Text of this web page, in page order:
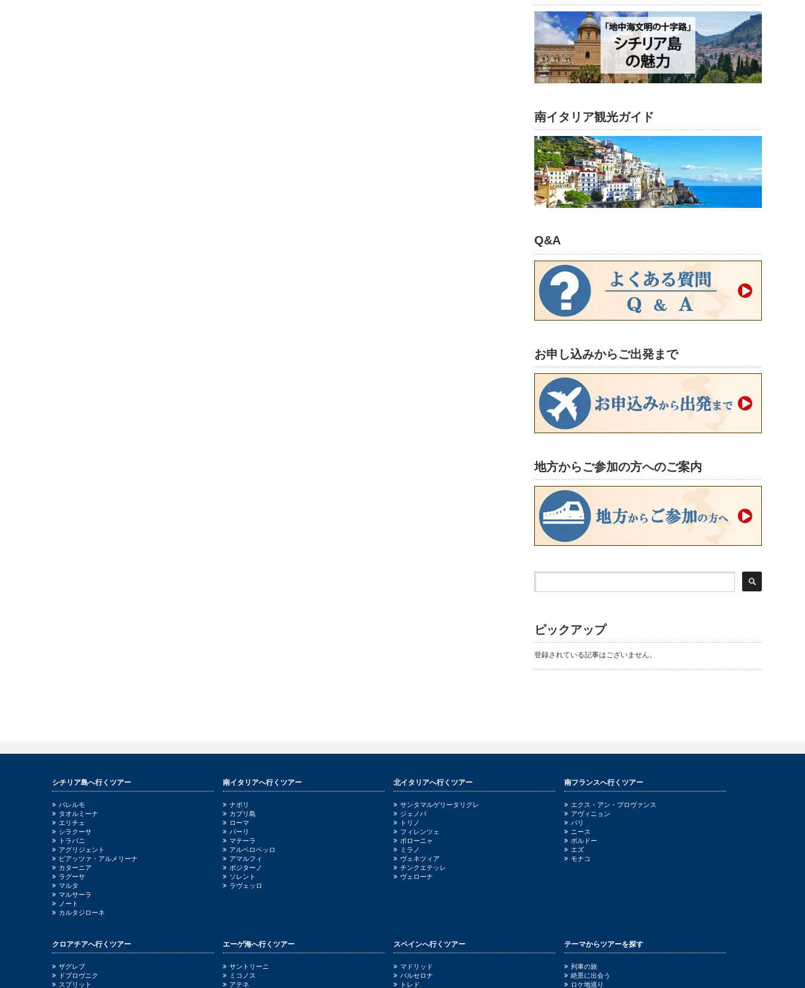
南イタリア観光ガイド
Q&A
お申し込みからご出発まで
地方からご参加の方へのご案内
ピックアップ
登録されている記事はございません。
シチリア島へ行くツアー
パレルモ
タオルミーナ
エリチェ
シラクーサ
トラパニ
アグリジェント
ピアッツァ・アルメリーナ
カターニア
ラグーサ
マルタ
マルサーラ
ノート
カルタジローネ
南イタリアへ行くツアー
ナポリ
カプリ島
ローマ
バーリ
マテーラ
アルベロベッロ
アマルフィ
ポジターノ
ソレント
ラヴェッロ
北イタリアへ行くツアー
サンタマルゲリータリグレ
ジェノバ
トリノ
フィレンツェ
ボローニャ
ミラノ
ヴェネツィア
チンクエテッレ
ヴェローナ
南フランスへ行くツアー
エクス・アン・プロヴァンス
アヴィニョン
パリ
ニース
ボルドー
エズ
モナコ
クロアチアへ行くツアー
ザグレブ
ドブロヴニク
スプリット
エーゲ海へ行くツアー
サントリーニ
ミコノス
アテネ
スペインへ行くツアー
マドリッド
バルセロナ
トレド
テーマからツアーを探す
列車の旅
絶景に出会う
ロケ地巡り